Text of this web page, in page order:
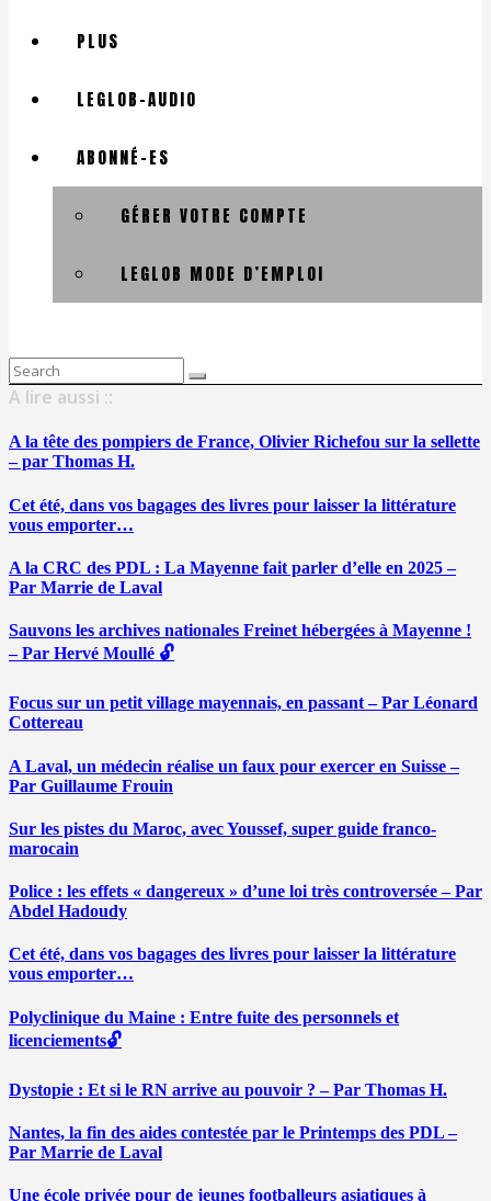
PLUS
LEGLOB-AUDIO
ABONNÉ-ES
GÉRER VOTRE COMPTE
LEGLOB MODE D’EMPLOI
Search
for:
A lire aussi ::
A la tête des pompiers de France, Olivier Richefou sur la sellette
– par Thomas H.
Cet été, dans vos bagages des livres pour laisser la littérature
vous emporter…
A la CRC des PDL : La Mayenne fait parler d’elle en 2025 –
Par Marrie de Laval
Sauvons les archives nationales Freinet hébergées à Mayenne !
– Par Hervé Moullé 🔓
Focus sur un petit village mayennais, en passant – Par Léonard
Cottereau
A Laval, un médecin réalise un faux pour exercer en Suisse –
Par Guillaume Frouin
Sur les pistes du Maroc, avec Youssef, super guide franco-
marocain
Police : les effets « dangereux » d’une loi très controversée – Par
Abdel Hadoudy
Cet été, dans vos bagages des livres pour laisser la littérature
vous emporter…
Polyclinique du Maine : Entre fuite des personnels et
licenciements🔓
Dystopie : Et si le RN arrive au pouvoir ? – Par Thomas H.
Nantes, la fin des aides contestée par le Printemps des PDL –
Par Marrie de Laval
Une école privée pour de jeunes footballeurs asiatiques à